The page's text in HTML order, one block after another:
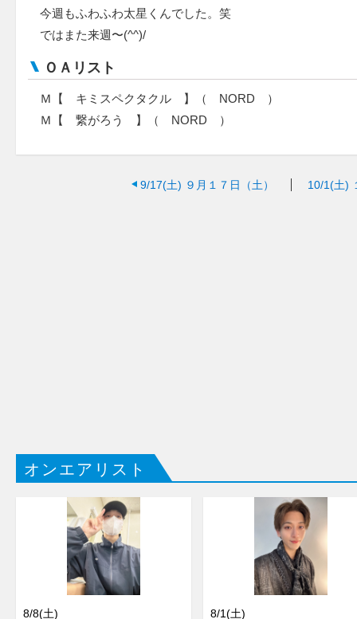
今週もふわふわ太星くんでした。笑
ではまた来週〜(^^)/
ＯＡリスト
Ｍ【 キミスペクタクル 】（ NORD ）
Ｍ【 繋がろう 】（ NORD ）
9/17(土) ９月１７日（土） 10/1(土)
オンエアリスト
8/8(土) 8/1(土)